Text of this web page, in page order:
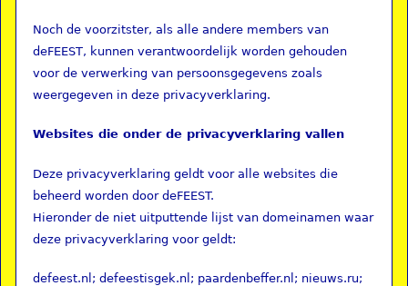
Noch de voorzitster, als alle andere members van
deFEEST, kunnen verantwoordelijk worden gehouden
voor de verwerking van persoonsgegevens zoals
weergegeven in deze privacyverklaring.
Websites die onder de privacyverklaring vallen
Deze privacyverklaring geldt voor alle websites die
beheerd worden door deFEEST.
Hieronder de niet uitputtende lijst van domeinamen waar
deze privacyverklaring voor geldt:
defeest.nl; defeestisgek.nl; paardenbeffer.nl; nieuws.ru;